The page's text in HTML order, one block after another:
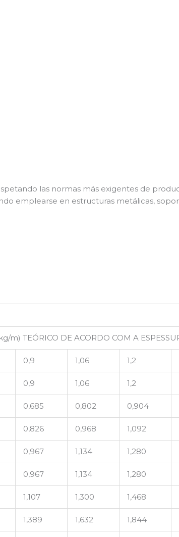
las normas más exigentes de
emplearse en estructuras metálicas,
m) TEÓRICO DE ACORDO COM A
0,9 1,06 1,2
0,9 1,06 1,2
0,685 0,802 0,904
0,826 0,968 1,092
0,967 1,134 1,280
0,967 1,134 1,280
1,107 1,300 1,468
1,389 1,632 1,844